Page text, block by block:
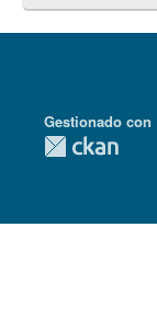
Detalles
Gestionado con